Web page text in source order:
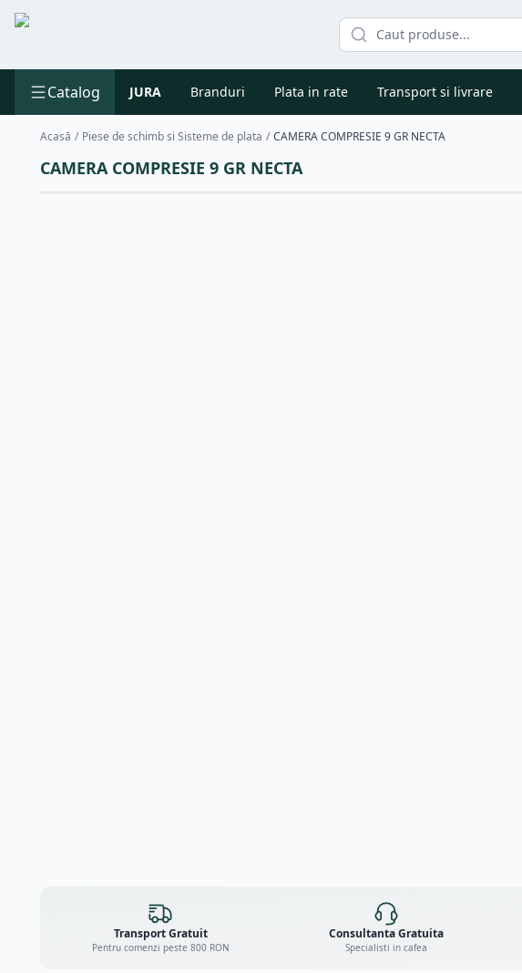
Catalog JURA Branduri Plata in rate Transport si livrare
Acasă / Piese de schimb si Sisteme de plata / CAMERA COMPRESIE 9 GR NECTA
CAMERA COMPRESIE 9 GR NECTA
Transport Gratuit
Pentru comenzi peste 800 RON
Consultanta Gratuita
Specialisti in cafea